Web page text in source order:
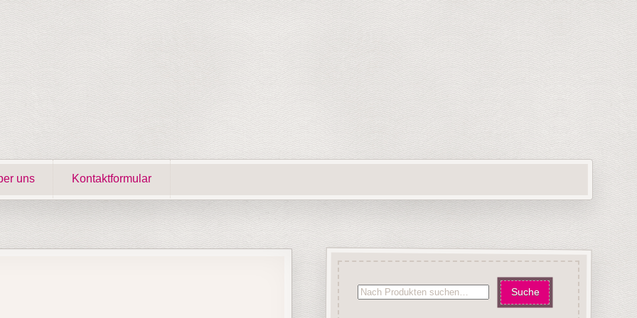
uns Kontaktformular